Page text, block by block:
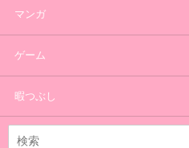
マンガ
ゲーム
暇つぶし